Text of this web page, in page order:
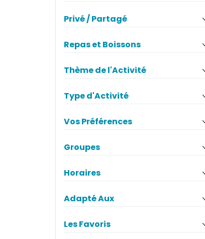
Privé / Partagé
Repas et Boissons
Thème de l'Activité
Type d'Activité
Vos Préférences
Groupes
Horaires
Adapté Aux
Les Favoris